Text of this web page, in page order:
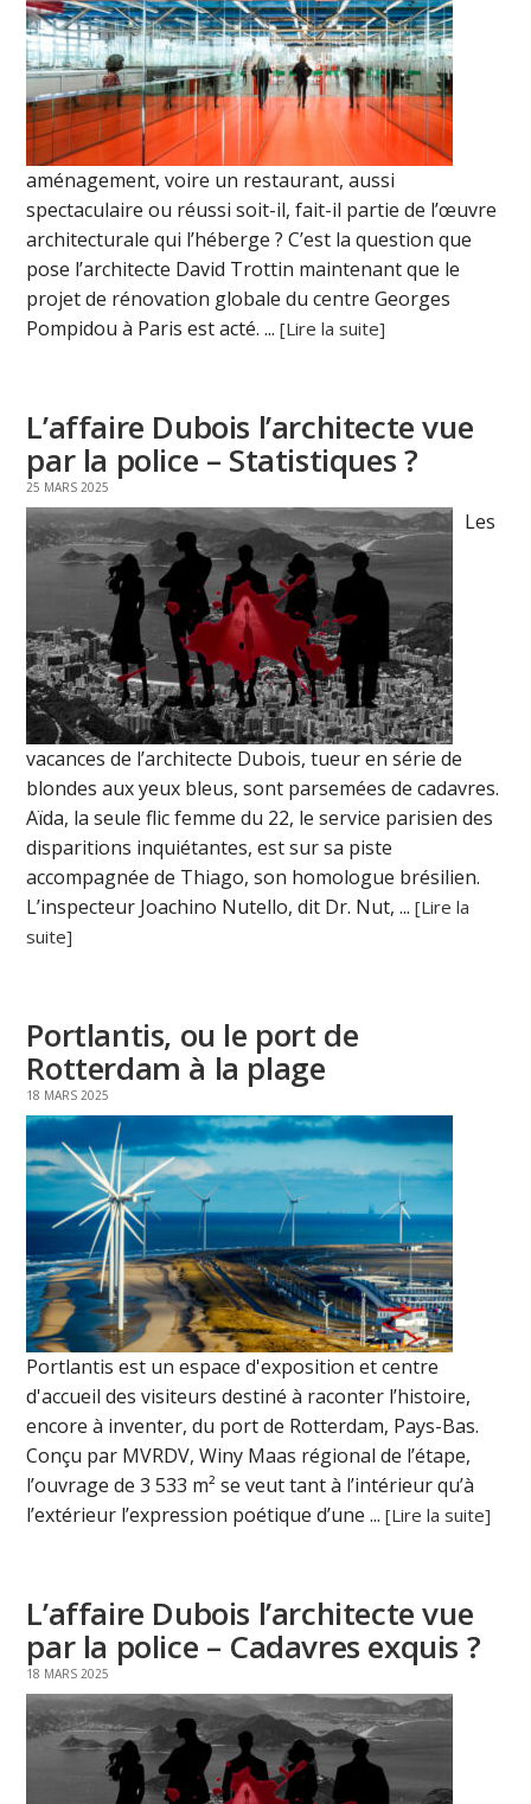
aménagement, voire un restaurant, aussi
spectaculaire ou réussi soit-il, fait-il partie de l’œuvre
architecturale qui l’héberge ? C’est la question que
pose l’architecte David Trottin maintenant que le
projet de rénovation globale du centre Georges
Pompidou à Paris est acté. ...[Lire la suite]
L’affaire Dubois l’architecte vue
par la police – Statistiques ?
25 MARS 2025
Les
vacances de l’architecte Dubois, tueur en série de
blondes aux yeux bleus, sont parsemées de cadavres.
Aïda, la seule flic femme du 22, le service parisien des
disparitions inquiétantes, est sur sa piste
accompagnée de Thiago, son homologue brésilien.
L’inspecteur Joachino Nutello, dit Dr. Nut, ...[Lire la
suite]
Portlantis, ou le port de
Rotterdam à la plage
18 MARS 2025
Portlantis est un espace d'exposition et centre
d'accueil des visiteurs destiné à raconter l’histoire,
encore à inventer, du port de Rotterdam, Pays-Bas.
Conçu par MVRDV, Winy Maas régional de l’étape,
l’ouvrage de 3 533 m² se veut tant à l’intérieur qu’à
l’extérieur l’expression poétique d’une ...[Lire la suite]
L’affaire Dubois l’architecte vue
par la police – Cadavres exquis ?
18 MARS 2025